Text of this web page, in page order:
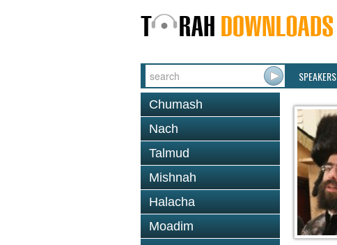
SPEAKERS
Chumash
Nach
Talmud
Mishnah
Halacha
Moadim